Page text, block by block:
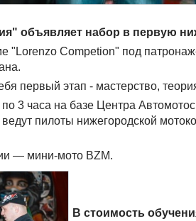
объявляет набор в первую
"Lorenzo Сompetion" под
первый этап - мастерство,
3 часа на базе Центра
пилоты нижегородской
— мини-мото BZM.
В стоимость